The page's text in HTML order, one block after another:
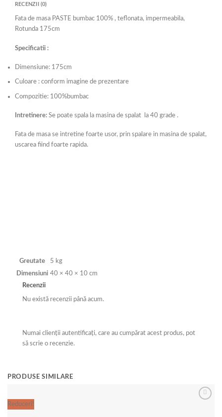
RECENZII (0)
Fata de masa PASTE bumbac 100% , teflonata, impermeabila,
Rotunda 175cm
Specificatii :
Dimensiune: 175cm
Culoare : conform imagine de prezentare
Compozitie: 100%bumbac
Intretinere: Se poate spala la masina de spalat la 40 grade .
Fata de masa se intretine foarte usor, prin spalare in masina de spalat,
uscarea fiind foarte rapida.
Greutate
5 kg
Dimensiuni 40 × 40 × 10 cm
Recenzii
Nu există recenzii până acum.
Numai clienții autentificați, care au cumpărat acest produs, pot
să scrie o recenzie.
PRODUSE SIMILARE
Reduceri!